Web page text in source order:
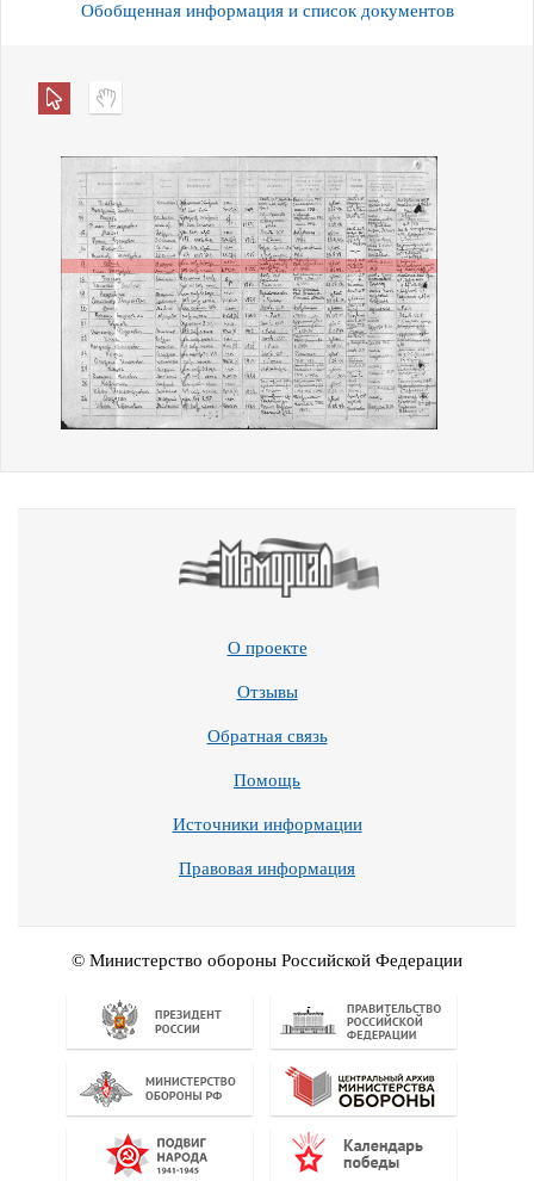
Обобщенная информация и список документов
О проекте
Отзывы
Обратная связь
Помощь
Источники информации
Правовая информация
© Министерство обороны Российской Федерации